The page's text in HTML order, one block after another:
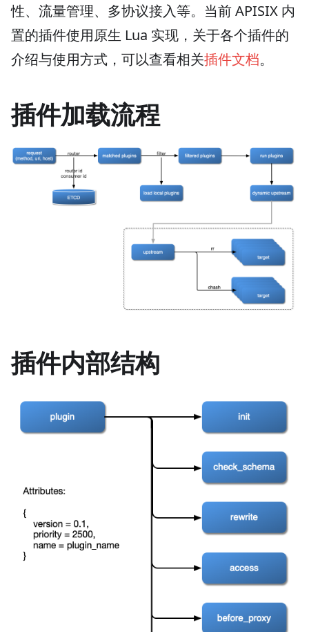
性、流量管理、多协议接入等。当前 APISIX 内
置的插件使用原生 Lua 实现，关于各个插件的
介绍与使用方式，可以查看相关插件文档。
插件加载流程
插件内部结构